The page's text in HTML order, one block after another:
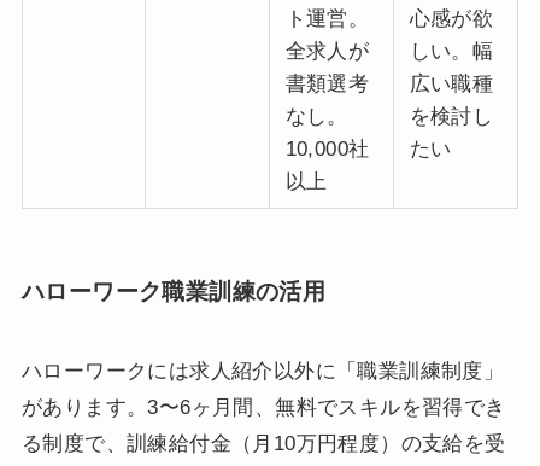
ト運営。
全求人が
書類選考
なし。
10,000社
以上
心感が欲
しい。幅
広い職種
を検討し
たい
ハローワーク職業訓練の活用
ハローワークには求人紹介以外に「職業訓練制度」
があります。3〜6ヶ月間、無料でスキルを習得でき
る制度で、訓練給付金（月10万円程度）の支給を受